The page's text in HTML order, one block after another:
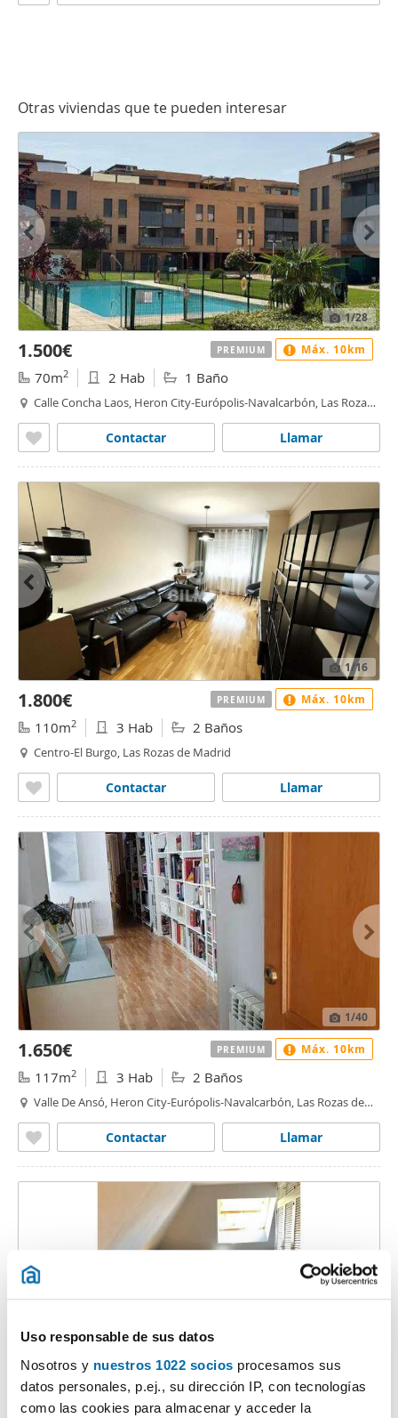
Uso responsable de sus datos
Nosotros y nuestros 1022 socios procesamos sus
datos personales, p.ej., su dirección IP, con tecnologías
como las cookies para almacenar y acceder la
Otras viviendas que te pueden interesar
1/28
1.500€
70m2 2 Hab 1 Baño
Calle Concha Laos, Heron City-Európolis-Navalcarbón, Las Rozas
Llamar
Contactar
PREMIUM Máx. 10km
1/16
1.800€
110m2 3 Hab 2 Baños
Centro-El Burgo, Las Rozas de Madrid
Llamar
Contactar
PREMIUM Máx. 10km
1/40
1.650€
117m2 3 Hab 2 Baños
Valle De Ansó, Heron City-Európolis-Navalcarbón, Las Rozas de
Llamar
Contactar
PREMIUM Máx. 10km
1.490€ Máx. 10km